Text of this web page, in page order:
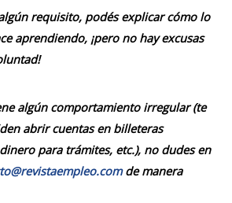
requisito, podés explicar cómo lo
aprendiendo, ¡pero no hay excusas
algún comportamiento irregular (te
abrir cuentas en billeteras
para trámites, etc.), no dudes en
de manera